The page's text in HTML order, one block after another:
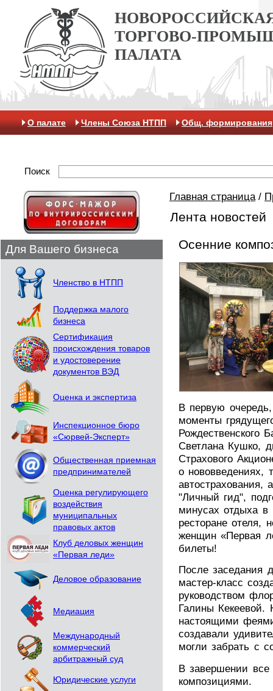
ТОРГОВО-
ПАЛАТА
О палате Члены Союза НТПП Общ. формирования
Поиск
Для Вашего бизнеса
Членство в НТПП
Поддержка малого
бизнеса
Сертификация
происхождения товаров
и удостоверение
документов ВЭД
Оценка и экспертиза
Инспекционное бюро
«Сюрвей-Эксперт»
Общественная приемная
предпринимателей
Оценка регулирующего
воздействия
муниципальных
правовых актов
Клуб деловых женщин
«Первая леди»
Деловое образование
Медиация
Международный
коммерческий
арбитражный суд
Юридические услуги
Главная страница/
Лента новостей
Осенние
В первую
моменты
Рождественского
Светлана Кушко,
Страхового
о нововведениях,
автострахования,
"Личный гид",
минусах отдыха в
ресторане отеля,
женщин «Первая
билеты!
После заседания
мастер-класс
руководством
Галины Кекеевой.
настоящими
создавали
могли забрать с
В завершении
композициями.